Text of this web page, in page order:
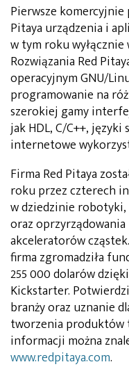
Pierwsze
Pitaya urządzenia i
w tym roku wyłącznie
Rozwiązania Red
operacyjnym GNU/
programowanie na
szerokiej gamy
jak HDL, C/C++,
internetowe
Firma Red Pitaya
roku przez czterech
w dziedzinie robotyki,
oraz
akceleratorów
firma zgromadziła
255 000 dolarów
Kickstarter.
branży oraz uznanie
tworzenia produktów
informacji można
www.redpitaya.com.